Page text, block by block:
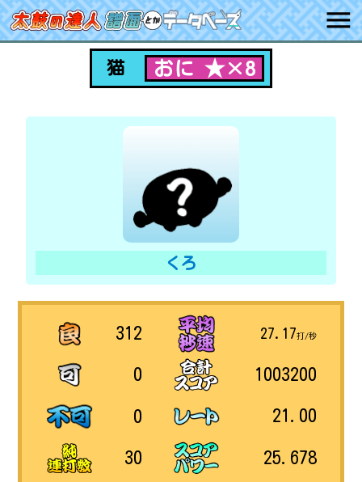
猫 おに ★×8
くろ
312
0
0
30
27.17打/秒
1003200
21.00
25.678